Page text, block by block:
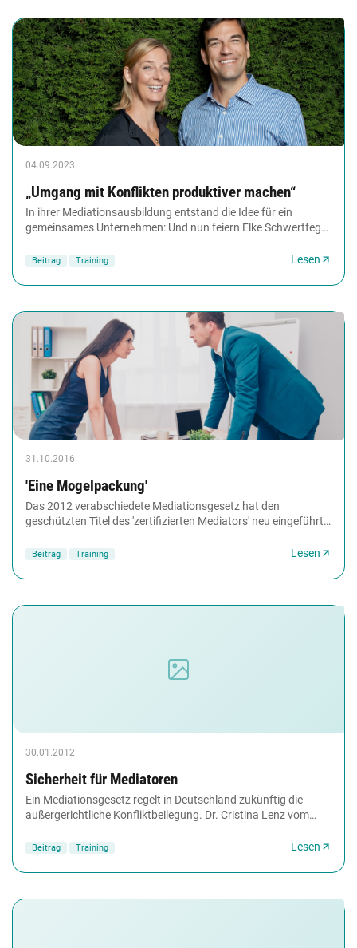
04.09.2023
„Umgang mit Konflikten produktiver machen“
In ihrer Mediationsausbildung entstand die Idee für ein
gemeinsames Unternehmen: Und nun feiern Elke Schwertfeger
Beitrag Training Lesen
31.10.2016
'Eine Mogelpackung'
Das 2012 verabschiedete Mediationsgesetz hat den
geschützten Titel des 'zertifizierten Mediators' neu eingeführt.
Beitrag Training Lesen
30.01.2012
Sicherheit für Mediatoren
Ein Mediationsgesetz regelt in Deutschland zukünftig die
außergerichtliche Konfliktbeilegung. Dr. Cristina Lenz vom
Beitrag Training Lesen